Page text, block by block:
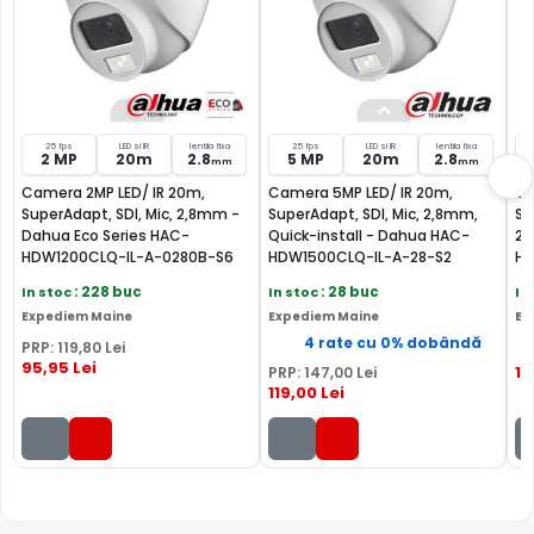
functii de Inteligenta Artificiala, simplificand cautarea
evenimentelor in inregistrari
a€¢ Permite inregistratoarelor, ce au functia SMD Plus, sa
filtreze alarmele false si permite clasificarea
evenimentelor generate de oameni sau masini
25 fps
2 MP
LED si IR
20m
lentila fixa
2.8mm
Camera 2MP LED/ IR 20m,
SuperAdapt, SDI, Mic, 2,8mm -
Dahua Eco Series HAC-
HDW1200CLQ-IL-A-0280B-S6
In stoc: 228 buc
Expediem Maine
PRP: 119,80 Lei
95,95 Lei
25 fps
5 MP
LED si IR
20m
lentila fixa
2.8mm
Camera 5MP LED/ IR 20m,
SuperAdapt, SDI, Mic, 2,8mm,
Quick-install - Dahua HAC-
HDW1500CLQ-IL-A-28-S2
In stoc: 28 buc
Expediem Maine
4 rate cu 0% dobândă
PRP: 147,00 Lei
119,00 Lei
In